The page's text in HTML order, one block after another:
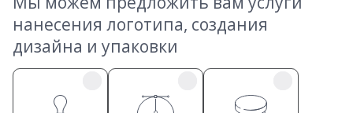
нанесения логотипа, создания
дизайна и упаковки